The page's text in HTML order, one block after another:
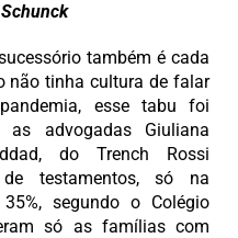
também é cada
não tinha cultura de falar
esse tabu foi
advogadas Giuliana
do Trench Rossi
testamentos, só na
segundo o Colégio
só as famílias com